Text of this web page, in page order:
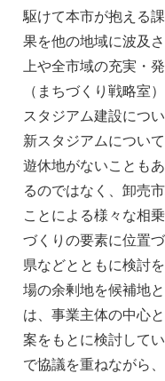
駆けて本市が抱える
果を他の地域に波及
上や全市域の充実・
（まちづくり戦略室）
スタジアム建設につ
新スタジアムについ
遊休地がないことも
るのではなく、卸売
ことによる様々な相
づくりの要素に位置
県などとともに検討
場の余剰地を候補地
は、事業主体の中心
案をもとに検討して
で協議を重ねながら